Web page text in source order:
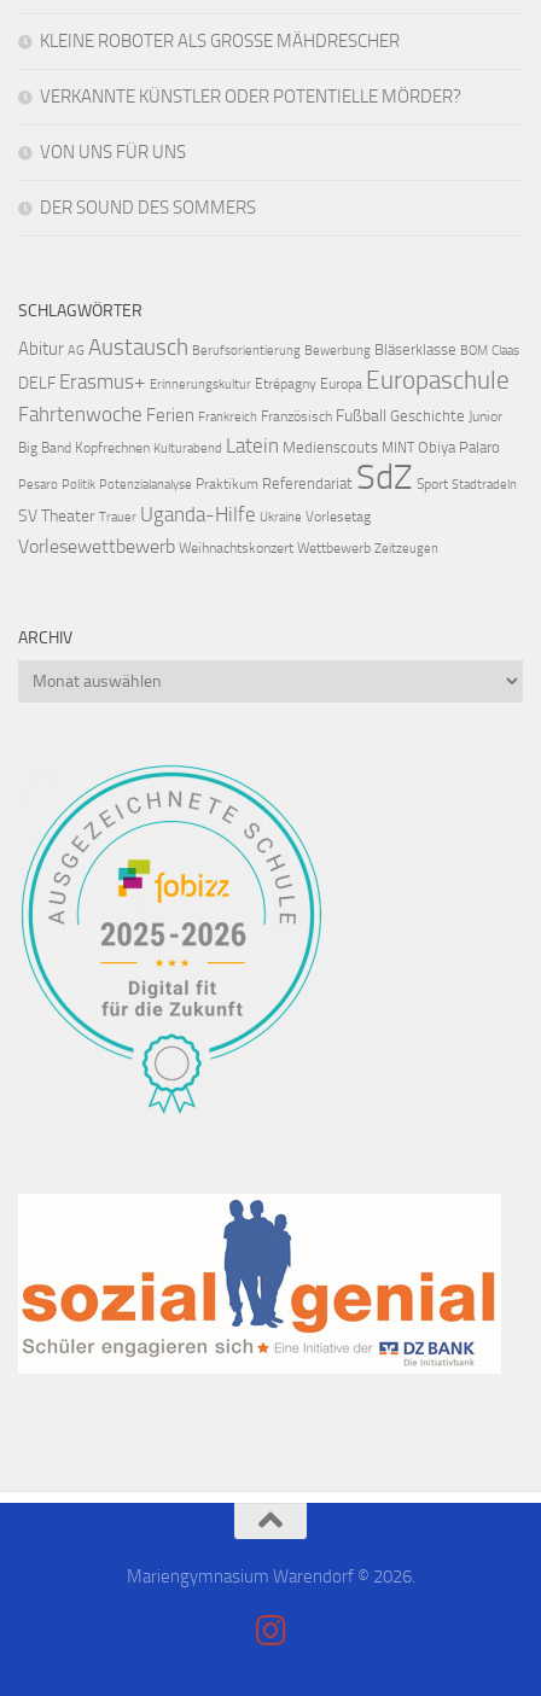
KLEINE ROBOTER ALS GROSSE MÄHDRESCHER
VERKANNTE KÜNSTLER ODER POTENTIELLE MÖRDER?
VON UNS FÜR UNS
DER SOUND DES SOMMERS
SCHLAGWÖRTER
Abitur AG Austausch Berufsorientierung Bewerbung Bläserklasse BOM Claas
DELF Erasmus+ Erinnerungskultur Etrépagny Europa Europaschule
Fahrtenwoche Ferien Frankreich Französisch Fußball Geschichte Junior
Big Band Kopfrechnen Kulturabend Latein Medienscouts MINT Obiya Palaro
Pesaro Politik Potenzialanalyse Praktikum Referendariat SdZ Sport Stadtradeln
SVTheater Trauer Uganda-Hilfe Ukraine Vorlesetag
Vorlesewettbewerb Weihnachtskonzert Wettbewerb Zeitzeugen
ARCHIV
Mariengymnasium Warendorf © 2026.